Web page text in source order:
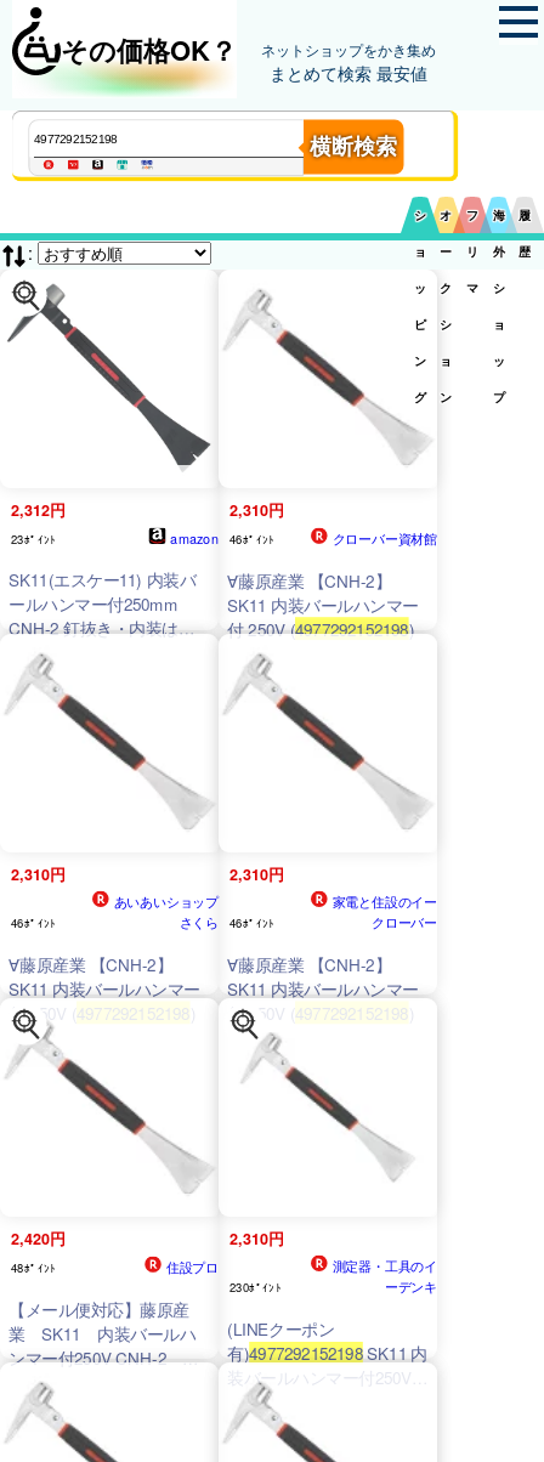
その価格OK？ ネットショップをかき集め
まとめて検索 最安値
横断検索
シ
ョ
ッ
ピ
ン
グ
オ
ー
ク
シ
ョ
ン
フ
リ
マ
海
外
シ
ョ
ッ
プ
履
歴
:
2,312円
23ﾎﾟｲﾝﾄ amazon
SK11(エスケー11) 内装バ
ールハンマー付250mm
CNH-2 釘抜き・内装はが
し作業
2,310円
46ﾎﾟｲﾝﾄ クローバー資材館
∀藤原産業 【CNH-2】
SK11 内装バールハンマー
付 250V (4977292152198)
2,310円
46ﾎﾟｲﾝﾄ
あいあいショップ
さくら
∀藤原産業 【CNH-2】
SK11 内装バールハンマー
付 250V (4977292152198 )
2,310円
46ﾎﾟｲﾝﾄ
家電と住設のイー
クローバー
∀藤原産業 【CNH-2】
SK11 内装バールハンマー
付 250V (4977292152198 )
2,420円
48ﾎﾟｲﾝﾄ 住設プロ
【メール便対応】藤原産
業 SK11 内装バールハ
ンマー付250V CNH-2
【品番：
2,310円
230ﾎﾟｲﾝﾄ
測定器・工具のイ
ーデンキ
(LINEクーポン
有)4977292152198SK11 内
装バールハンマー付250V
CNH−2 V型 藤原産業 ちょ
っと叩きたいハンマー付 作
業工具 大工道具